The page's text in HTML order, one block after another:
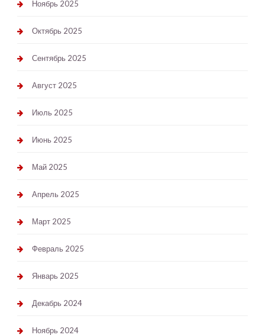
Ноябрь 2025
Октябрь 2025
Сентябрь 2025
Август 2025
Июль 2025
Июнь 2025
Май 2025
Апрель 2025
Март 2025
Февраль 2025
Январь 2025
Декабрь 2024
Ноябрь 2024